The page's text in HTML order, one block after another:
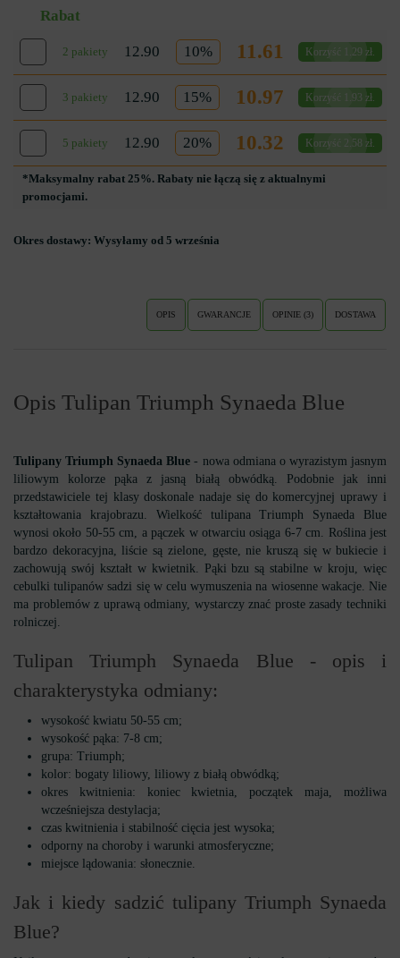
Rabat
2 pakiety 12.90 10% 11.61 Korzyść 1.29 zł.
3 pakiety 12.90 15% 10.97 Korzyść 1.93 zł.
5 pakiety 12.90 20% 10.32 Korzyść 2.58 zł.
*Maksymalny rabat 25%. Rabaty nie łączą się z aktualnymi
promocjami.
Okres dostawy: Wysyłamy od 5 września
OPIS GWARANCJE OPINIE (3) DOSTAWA
Opis Tulipan Triumph Synaeda Blue
Tulipany Triumph Synaeda Blue- nowa odmiana o wyrazistym jasnym
liliowym kolorze pąka z jasną białą obwódką. Podobnie jak inni
przedstawiciele tej klasy doskonale nadaje się do komercyjnej uprawy i
kształtowania krajobrazu. Wielkość tulipana Triumph Synaeda Blue
wynosi około 50-55 cm, a pączek w otwarciu osiąga 6-7 cm. Roślina jest
bardzo dekoracyjna, liście są zielone, gęste, nie kruszą się w bukiecie i
zachowują swój kształt w kwietnik. Pąki bzu są stabilne w kroju, więc
cebulki tulipanów sadzi się w celu wymuszenia na wiosenne wakacje. Nie
ma problemów z uprawą odmiany, wystarczy znać proste zasady techniki
rolniczej.
Tulipan Triumph Synaeda Blue - opis i
charakterystyka odmiany:
wysokość kwiatu 50-55 cm;
wysokość pąka: 7-8 cm;
grupa: Triumph;
kolor: bogaty liliowy, liliowy z białą obwódką;
okres kwitnienia: koniec kwietnia, początek maja, możliwa
wcześniejsza destylacja;
czas kwitnienia i stabilność cięcia jest wysoka;
odporny na choroby i warunki atmosferyczne;
miejsce lądowania: słonecznie.
Jak i kiedy sadzić tulipany Triumph Synaeda
Blue?